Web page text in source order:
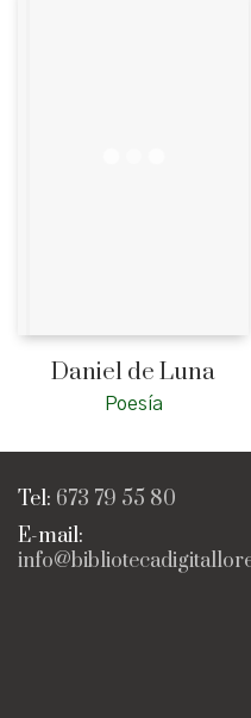
Daniel de Luna
Poesía
Tel: 673 79 55 80
E-mail: